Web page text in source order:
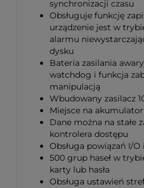
synchronizacji czasu
Obsługuje funkcję
urządzenie jest w
alarmu
dysku
Bateria zasilania
watchdog i funkcja
manipulacją
Wbudowany zasilacz
Miejsce na akumulator
Dane można na stałe
kontrolera dostępu
Obsługa powiązań I/O
500 grup haseł w
karty lub hasła
Obsługa ustawień